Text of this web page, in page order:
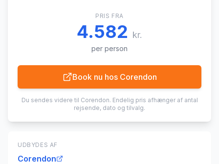
PRIS FRA
4.582 kr.
per person
Book nu hos Corendon
Du sendes videre til Corendon. Endelig pris afhænger af antal
rejsende, dato og tilvalg.
UDBYDES AF
Corendon